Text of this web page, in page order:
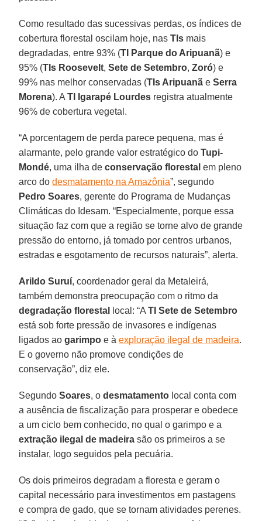
Como resultado das sucessivas perdas, os índices de
cobertura florestal oscilam hoje, nasTIs mais
degradadas, entre 93% (TI Parque do Aripuanã) e
95% (TIs Roosevelt,Sete de Setembro,Zoró) e
99% nas melhor conservadas (TIs Aripuanã eSerra
Morena). ATI Igarapé Lourdes registra atualmente
96% de cobertura vegetal.
“A porcentagem de perda parece pequena, mas é
alarmante, pelo grande valor estratégico doTupi-
Mondé, uma ilha deconservação florestal em pleno
arco dodesmatamento na Amazônia”, segundo
Pedro Soares, gerente do Programa de Mudanças
Climáticas do Idesam. “Especialmente, porque essa
situação faz com que a região se torne alvo de grande
pressão do entorno, já tomado por centros urbanos,
estradas e esgotamento de recursos naturais”, alerta.
Arildo Suruí, coordenador geral da Metaleirá,
também demonstra preocupação com o ritmo da
degradação florestal
local: “ATI Sete de Setembro
está sob forte pressão de invasores e indígenas
ligados aogarimpo e àexploração ilegal de madeira.
E o governo não promove condições de
conservação”, diz ele.
SegundoSoares, odesmatamento local conta com
a ausência de fiscalização para prosperar e obedece
a um ciclo bem conhecido, no qual o garimpo e a
extração ilegal de madeira são os primeiros a se
instalar, logo seguidos pela pecuária.
Os dois primeiros degradam a floresta e geram o
capital necessário para investimentos em pastagens
e compra de gado, que se tornam atividades perenes.